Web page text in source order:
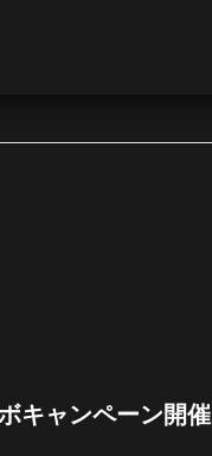
キャンペーン開催